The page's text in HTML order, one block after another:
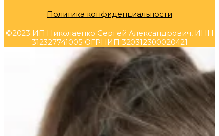
Политика конфиденциальности
©2023 ИП Николаенко Сергей Александрович, ИНН
312327741005 ОГРНИП 320312300020421